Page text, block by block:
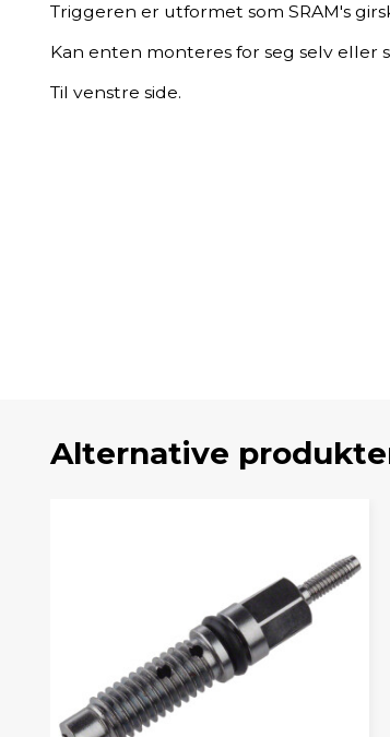
Triggeren er utformet som SRAM's
Kan enten monteres for seg selv eller
Til venstre side.
Alternative